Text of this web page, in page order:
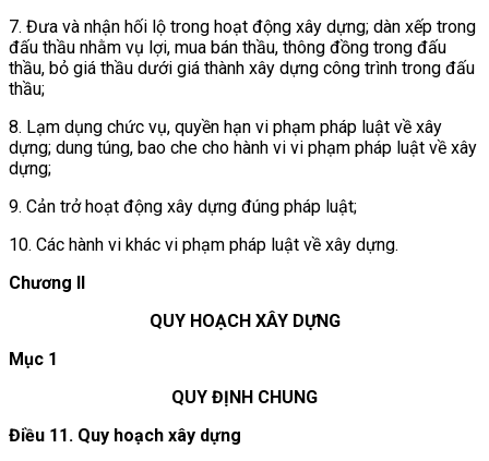
7. Đưa và nhận hối lộ trong hoạt động xây dựng; dàn xếp trong
đấu thầu nhằm vụ lợi, mua bán thầu, thông đồng trong đấu
thầu, bỏ giá thầu dưới giá thành xây dựng công trình trong đấu
thầu;
8. Lạm dụng chức vụ, quyền hạn vi phạm pháp luật về xây
dựng; dung túng, bao che cho hành vi vi phạm pháp luật về xây
dựng;
9. Cản trở hoạt động xây dựng đúng pháp luật;
10. Các hành vi khác vi phạm pháp luật về xây dựng.
Chương II
QUY HOẠCH XÂY DỰNG
Mục 1
QUY ĐỊNH CHUNG
Điều 11. Quy hoạch xây dựng